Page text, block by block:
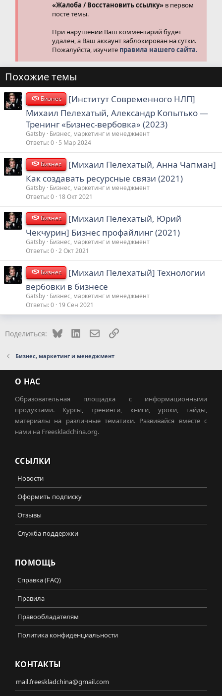
«Жалоба / Восстановить ссылку» в первом
посте темы.
При нарушении Ваш комментарий будет
удален, а Ваш аккаунт заблокирован на сутки.
Пожалуйста, изучите правила нашего сайта.
Похожие темы
Бизнес
[Институт Современного НЛП]
Михаил Пелехатый, Александр Копытько ―
Тренинг «Бизнес-вербовка» (2023)
Gatsby Бизнес, маркетинг и менеджмент
Ответы 0 5 Мар 2024
Бизнес
[Михаил Пелехатый, Анна Чапман]
Как создавать ресурсные связи (2021)
Gatsby Бизнес, маркетинг и менеджмент
Ответы 0 18 Окт 2021
Бизнес
[Михаил Пелехатый, Юрий
Чекчурин] Бизнес профайлинг (2021)
Gatsby Бизнес, маркетинг и менеджмент
Ответы 0 2 Окт 2021
Бизнес
[Михаил Пелехатый] Технологии
вербовки в бизнесе
Gatsby Бизнес, маркетинг и менеджмент
Ответы 0 19 Сен 2021
Поделиться: Bluesky LinkedInЭлектронная почта
Ссылка
Бизнес, маркетинг и менеджмент
О НАС
Образовательная площадка с информационными
продуктами. Курсы, тренинги, книги, уроки, гайды,
материалы на различные тематики. Развивайся вместе с
нами на Freeskladchina.org.
ССЫЛКИ
Новости
Оформить подписку
Отзывы
Служба поддержки
ПОМОЩЬ
Справка (FAQ)
Правила
Правообладателям
Политика конфиденциальности
КОНТАКТЫ
mail.freeskladchina@gmail.com